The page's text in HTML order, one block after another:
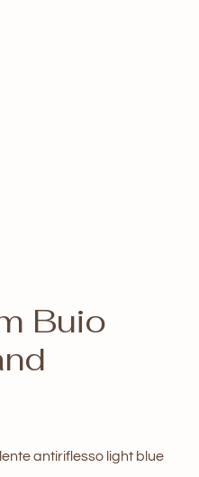
Buio
antiriflesso light blue